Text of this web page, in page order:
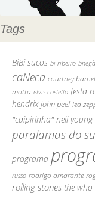
Tags
BiBi sucos bi ribeiro
caNeca courtney
motta elvis costello festa
hendrix john peel led
"caipirinha" neil young
paralamas do
programa
russo rodrigo amarante
rolling stones the who